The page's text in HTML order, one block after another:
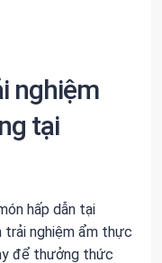
nghiệm
tại
hấp dẫn tại
trải nghiệm ẩm thực
để thưởng thức